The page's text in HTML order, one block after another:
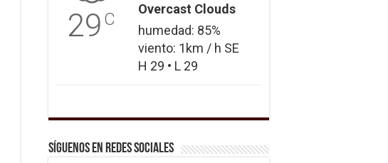
29 C
Overcast Clouds
humedad: 85%
viento: 1km / h SE
H 29 • L 29
Síguenos en Redes Sociales